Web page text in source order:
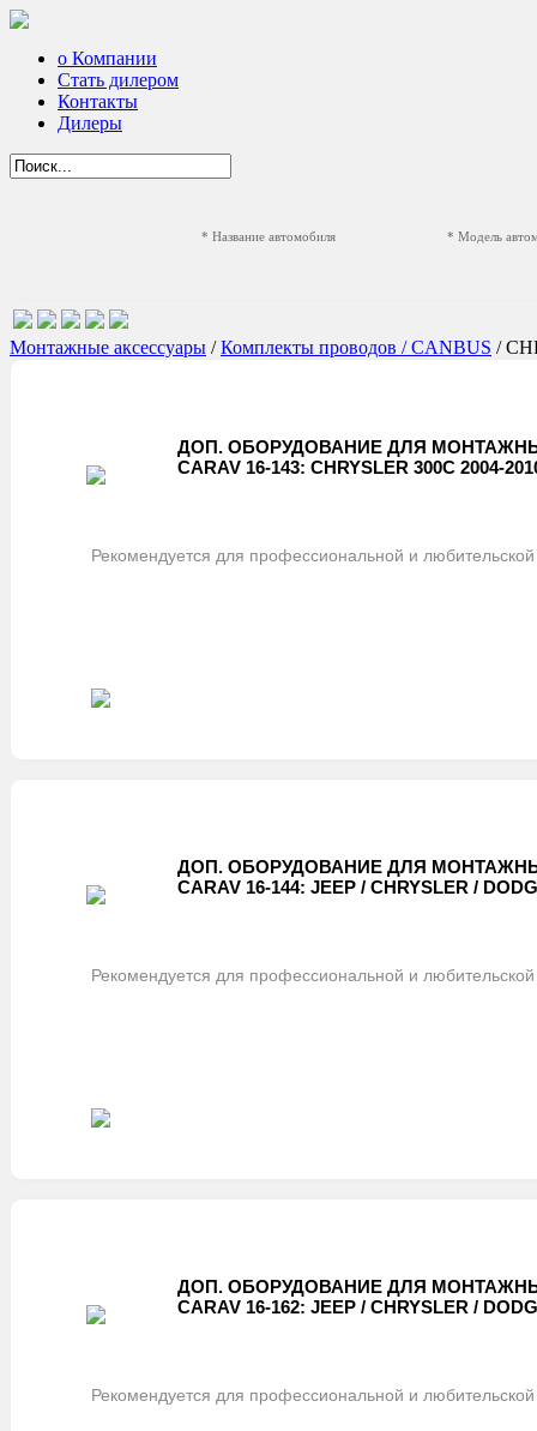
о Компании
Стать дилером
Контакты
Дилеры
* Название автомобиля * Модель
Монтажные аксессуары /Комплекты проводов / CANBUS /
ДОП. ОБОРУДОВАНИЕ ДЛЯ
CARAV 16-143: CHRYSLER 300C 2004-
Рекомендуется для профессиональной и
ДОП. ОБОРУДОВАНИЕ ДЛЯ
CARAV 16-144: JEEP / CHRYSLER /
Рекомендуется для профессиональной и
ДОП. ОБОРУДОВАНИЕ ДЛЯ
CARAV 16-162: JEEP / CHRYSLER /
Рекомендуется для профессиональной и